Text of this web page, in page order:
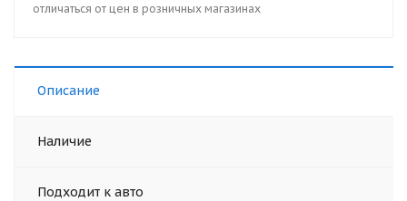
отличаться от цен в розничных магазинах
Описание
Наличие
Подходит к авто